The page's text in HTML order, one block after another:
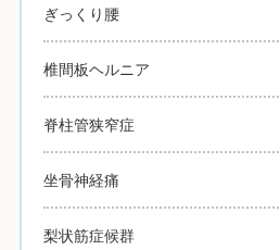
ぎっくり腰
椎間板ヘルニア
脊柱管狭窄症
坐骨神経痛
梨状筋症候群